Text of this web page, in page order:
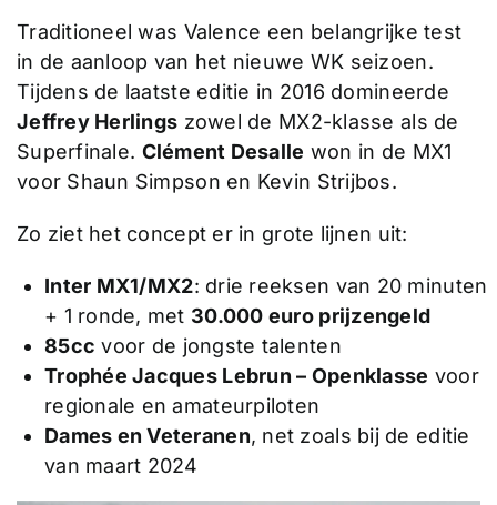
Traditioneel was Valence een belangrijke test
in de aanloop van het nieuwe WK seizoen.
Tijdens de laatste editie in 2016 domineerde
Jeffrey Herlings zowel de MX2-klasse als de
Superfinale. Clément Desalle won in de MX1
voor Shaun Simpson en Kevin Strijbos.
Zo ziet het concept er in grote lijnen uit:
Inter MX1/MX2: drie reeksen van 20 minuten
+ 1 ronde, met 30.000 euro prijzengeld
85cc voor de jongste talenten
Trophée Jacques Lebrun – Openklasse voor
regionale en amateurpiloten
Dames en Veteranen, net zoals bij de editie
van maart 2024